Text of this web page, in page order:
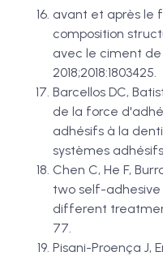
avant et après le
composition
avec le ciment de
2018;2018:1803425.
Barcellos DC,
de la force
adhésifs à la
systèmes adhésifs.
Chen C, He F,
two self-
different
77.
Pisani-Proença J,